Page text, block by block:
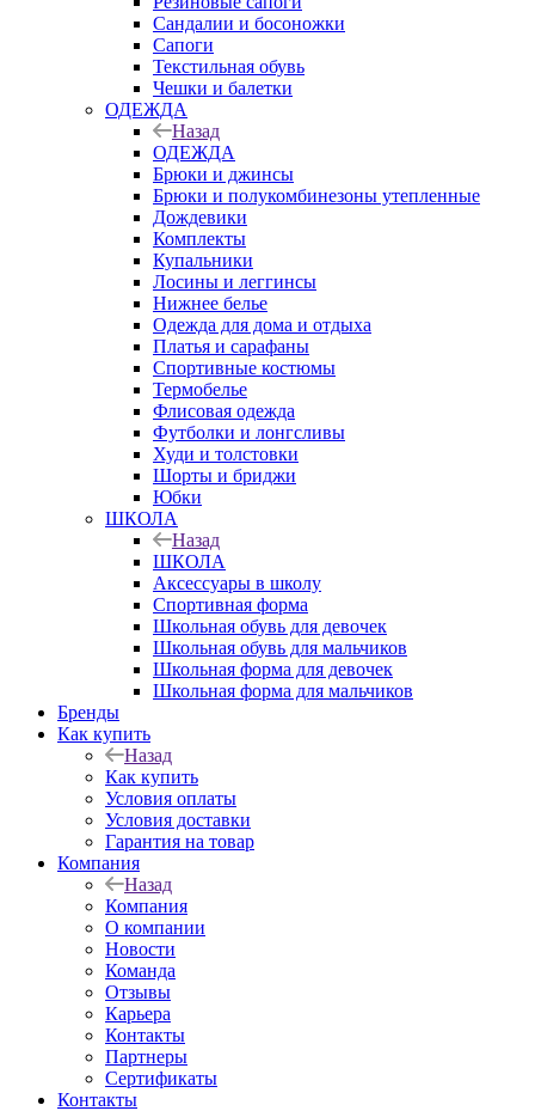
Сандалии и босоножки
Сапоги
Текстильная обувь
Чешки и балетки
ОДЕЖДА
Назад
ОДЕЖДА
Брюки и джинсы
Брюки и полукомбинезоны утепленные
Дождевики
Комплекты
Купальники
Лосины и леггинсы
Нижнее белье
Одежда для дома и отдыха
Платья и сарафаны
Спортивные костюмы
Термобелье
Флисовая одежда
Футболки и лонгсливы
Худи и толстовки
Шорты и бриджи
Юбки
ШКОЛА
Назад
ШКОЛА
Аксессуары в школу
Спортивная форма
Школьная обувь для девочек
Школьная обувь для мальчиков
Школьная форма для девочек
Школьная форма для мальчиков
Бренды
Как купить
Назад
Как купить
Условия оплаты
Условия доставки
Гарантия на товар
Компания
Назад
Компания
О компании
Новости
Команда
Отзывы
Карьера
Контакты
Партнеры
Сертификаты
Контакты